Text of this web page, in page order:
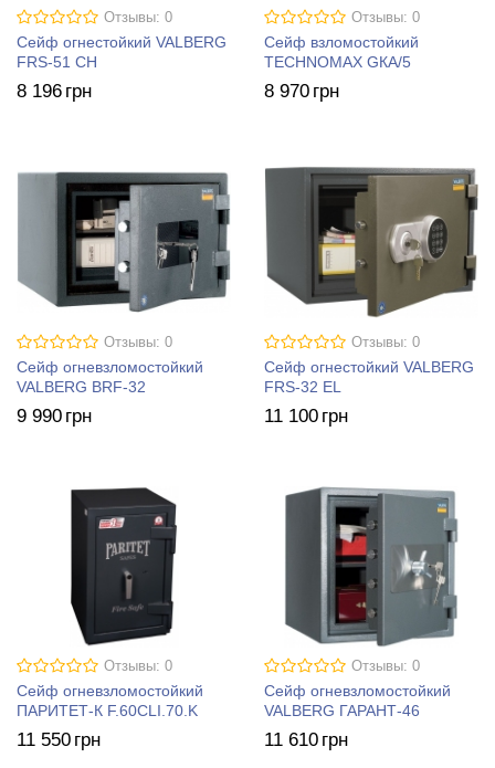
Отзывы: 0
Сейф огнестойкий VALBERG
FRS-51 CH
8 196 грн
Отзывы: 0
Сейф взломостойкий
TECHNOMAX GКА/5
8 970 грн
Отзывы: 0
Сейф огневзломостойкий
VALBERG BRF-32
9 990 грн
Отзывы: 0
Сейф огнестойкий VALBERG
FRS-32 EL
11 100 грн
Отзывы: 0
Сейф огневзломостойкий
ПАРИТЕТ-К F.60CLI.70.K
11 550 грн
Отзывы: 0
Сейф огневзломостойкий
VALBERG ГАРАНТ-46
11 610 грн